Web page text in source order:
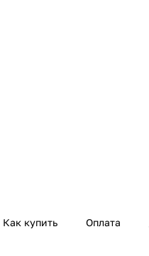
Как купить Оплата